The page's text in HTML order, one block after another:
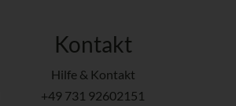
Kontakt
Hilfe & Kontakt
+49 731 92602151